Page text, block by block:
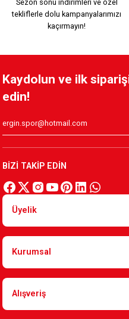
249,90 TL
Sezon sonu indirimleri ve özel
tekliflerle dolu kampanyalarımızı
kaçırmayın!
Kaydolun ve ilk
edin!
BİZİ TAKİP EDİN
Üyelik
Kurumsal
Alışveriş